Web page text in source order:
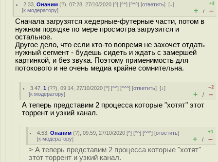
2.33 ,Онаним (?), 07:28, 27/10/2020 [^] [^^] [^^^] [ответить][↓]
[к модератору]
+4
+ / –
Сначала загрузятся хедерные-футерные части, потом в
нужном порядке по мере просмотра загрузится и
остальное.
Другое дело, что если кто-то вовремя не захочет отдать
нужный сегмент - будешь сидеть и ждать с замершей
картинкой, и без звука. Поэтому применимость для
потокового и не очень медиа крайне сомнительна.
3.47 ,1 (??), 09:14, 27/10/2020 [^] [^^] [^^^] [ответить][↓]
[к модератору]
–2
+ / –
А теперь представим 2 процесса которые "хотят" этот
торрент и узкий канал.
4.53 ,Онаним (?), 09:59, 27/10/2020 [^] [^^] [^^^] [ответить]
[к модератору]
+1
+ / –
> А теперь представим 2 процесса которые "хотят"
этот торрент и узкий канал.